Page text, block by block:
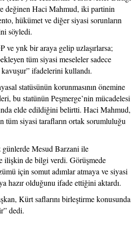
değinen Haci Mahmud, iki partinin
hükümet ve diğer siyasi sorunların
söyledi.
ve ynk bir araya gelip uzlaşırlarsa;
tüm siyasi meseleler sadece
ifadelerini kullandı.
statüsünün korunmasının önemine
bu statünün Peşmerge’nin mücadelesi
elde edildiğini belirtti. Haci Mahmud,
tüm siyasi tarafların ortak sorumluluğu
Mesud Barzani ile
ilişkin de bilgi verdi. Görüşmede
için somut adımlar atmaya ve siyasi
hazır olduğunu ifade ettiğini aktardı.
Kürt saflarını birleştirme konusunda
dedi.